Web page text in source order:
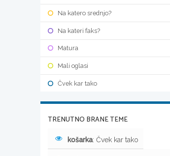
Na katero srednjo?
Na kateri faks?
Matura
Mali oglasi
Čvek kar tako
TRENUTNO BRANE TEME
košarka: Čvek kar tako